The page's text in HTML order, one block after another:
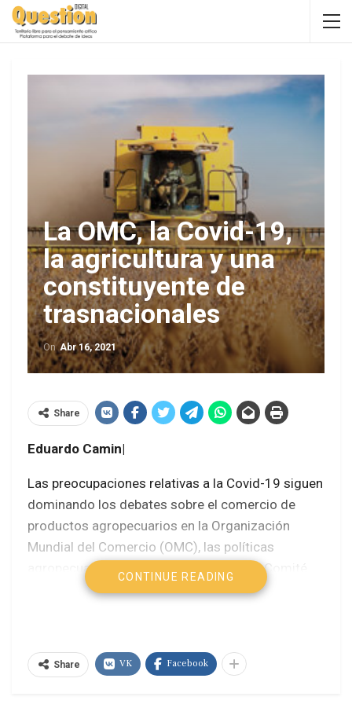
La OMC, la Covid-19,
la agricultura y una
constituyente de
trasnacionales
OnAbr 16, 2021
Share
Eduardo Camin|
Las preocupaciones relativas a la Covid-19 siguen
dominando los debates sobre el comercio de
productos agropecuarios en la Organización
Mundial del Comercio (OMC), las políticas
agropecuarias han marcado la labor del Comité
de Agricultura que en su reunión de fines de
adoptadas por los países miembros .
CONTINUE READING
Share VK Facebook